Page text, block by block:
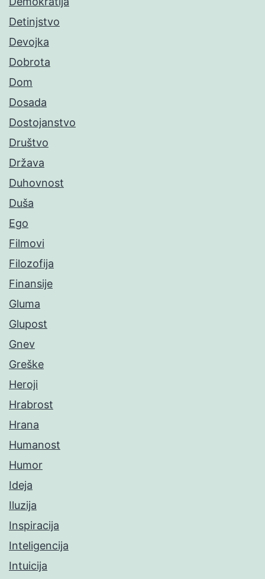
Detinjstvo
Devojka
Dobrota
Dom
Dosada
Dostojanstvo
Društvo
Država
Duhovnost
Duša
Ego
Filmovi
Filozofija
Finansije
Gluma
Glupost
Gnev
Greške
Heroji
Hrabrost
Hrana
Humanost
Humor
Ideja
Iluzija
Inspiracija
Inteligencija
Intuicija